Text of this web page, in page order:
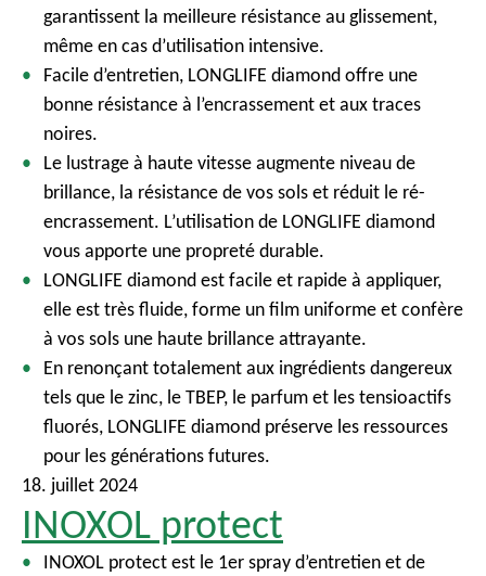
garantissent la meilleure résistance au glissement,
même en cas d’utilisation intensive.
Facile d’entretien, LONGLIFE diamond offre une
bonne résistance à l’encrassement et aux traces
noires.
Le lustrage à haute vitesse augmente niveau de
brillance, la résistance de vos sols et réduit le ré-
encrassement. L’utilisation de LONGLIFE diamond
vous apporte une propreté durable.
LONGLIFE diamond est facile et rapide à appliquer,
elle est très fluide, forme un film uniforme et confère
à vos sols une haute brillance attrayante.
En renonçant totalement aux ingrédients dangereux
tels que le zinc, le TBEP, le parfum et les tensioactifs
fluorés, LONGLIFE diamond préserve les ressources
pour les générations futures.
18. juillet 2024
INOXOL protect
INOXOL protect est le 1er spray d’entretien et de